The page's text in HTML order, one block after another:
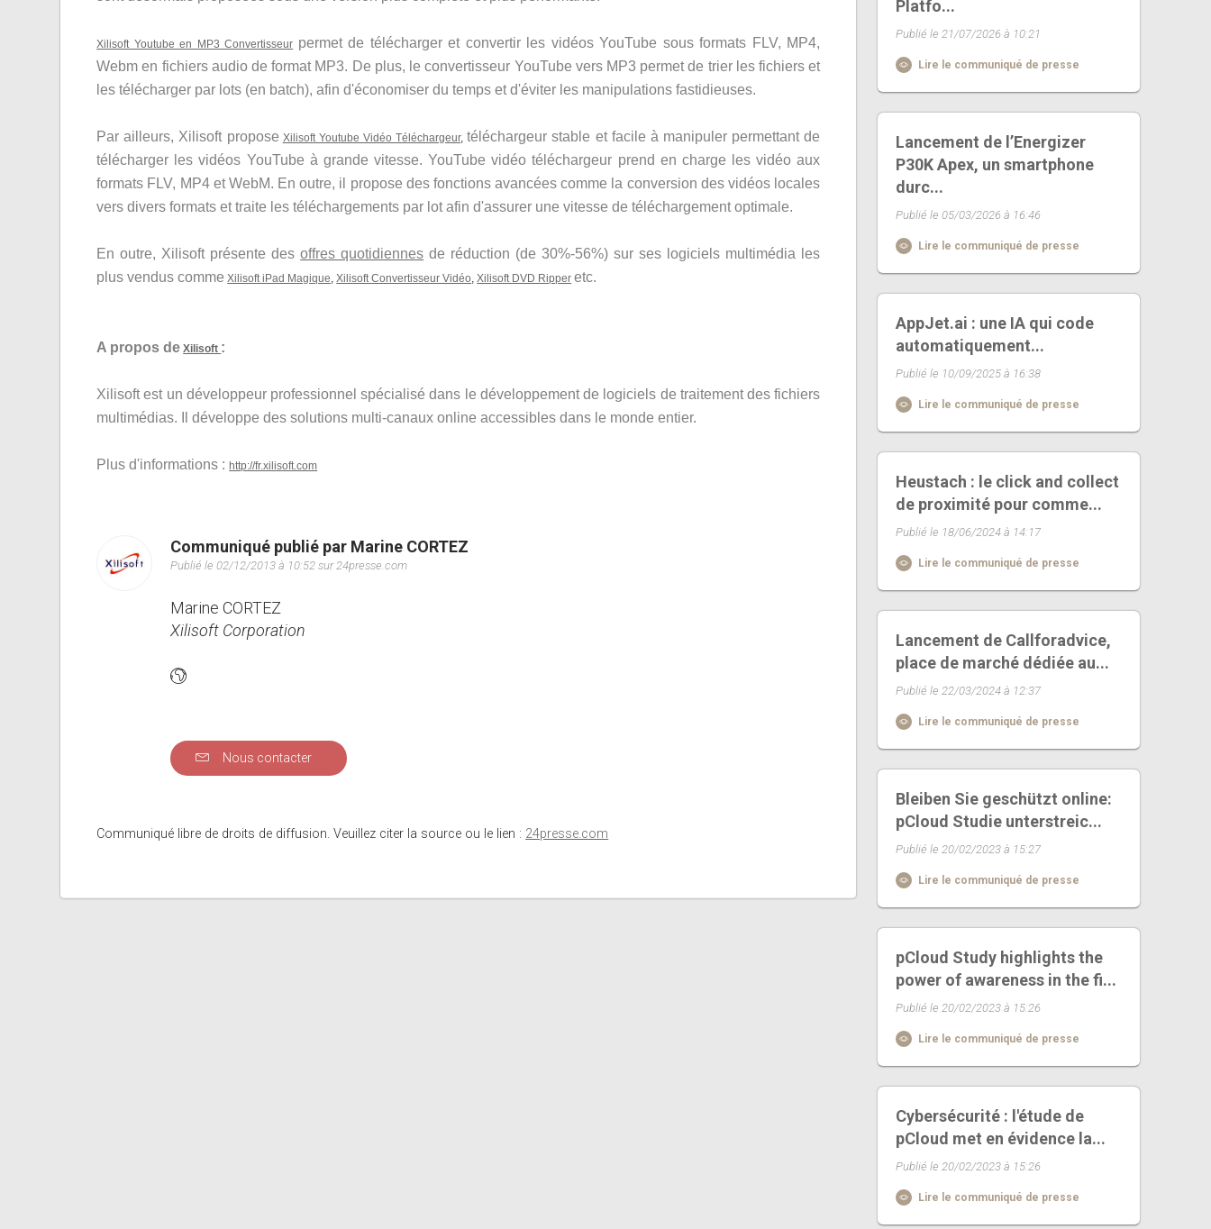
Xilisoft Youtube en MP3 Convertisseur permet de télécharger et convertir les vidéos YouTube sous formats FLV, MP4,
Webm en fichiers audio de format MP3. De plus, le convertisseur YouTube vers MP3 permet de trier les fichiers et
les télécharger par lots (en batch), afin d'économiser du temps et d'éviter les manipulations fastidieuses.
Par ailleurs, Xilisoft propose Xilisoft Youtube Vidéo Téléchargeur,téléchargeur stable et facile à manipuler permettant de
télécharger les vidéos YouTube à grande vitesse. YouTube vidéo téléchargeur prend en charge les vidéo aux
formats FLV, MP4 et WebM. En outre, il propose des fonctions avancées comme la conversion des vidéos locales
vers divers formats et traite les téléchargements par lot afin d'assurer une vitesse de téléchargement optimale.
En outre, Xilisoft présente desoffres quotidiennes de réduction (de 30%-56%) sur ses logiciels multimédia les
plus vendus comme Xilisoft iPad Magique,Xilisoft Convertisseur Vidéo,Xilisoft DVD Ripper etc.
A propos de Xilisoft :
Xilisoft est un développeur professionnel spécialisé dans le développement de logiciels de traitement des fichiers
multimédias. Il développe des solutions multi-canaux online accessibles dans le monde entier.
Plus d'informations :http://fr.xilisoft.com
Communiqué publié par Marine CORTEZ
Publié le 02/12/2013 à 10:52 sur 24presse.com
Marine CORTEZ
Xilisoft Corporation
Nous contacter
Communiqué libre de droits de diffusion. Veuillez citer la source ou le lien : 24presse.com
Platfo...
Publié le 21/07/2026 à 10:21
Lire le communiqué de presse
Lancement de l’Energizer
P30K Apex, un smartphone
durc...
Publié le 05/03/2026 à 16:46
Lire le communiqué de presse
AppJet.ai : une IA qui code
automatiquement...
Publié le 10/09/2025 à 16:38
Lire le communiqué de presse
Heustach : le click and collect
de proximité pour comme...
Publié le 18/06/2024 à 14:17
Lire le communiqué de presse
Lancement de Callforadvice,
place de marché dédiée au...
Publié le 22/03/2024 à 12:37
Lire le communiqué de presse
Bleiben Sie geschützt online:
pCloud Studie unterstreic...
Publié le 20/02/2023 à 15:27
Lire le communiqué de presse
pCloud Study highlights the
power of awareness in the fi...
Publié le 20/02/2023 à 15:26
Lire le communiqué de presse
Cybersécurité : l'étude de
pCloud met en évidence la...
Publié le 20/02/2023 à 15:26
Lire le communiqué de presse